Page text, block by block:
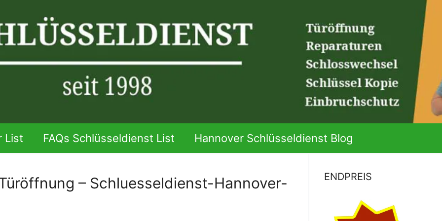
List FAQs Schlüsseldienst List Hannover Schlüsseldienst Blog
– Schluesseldienst-Hannover-
ENDPREIS